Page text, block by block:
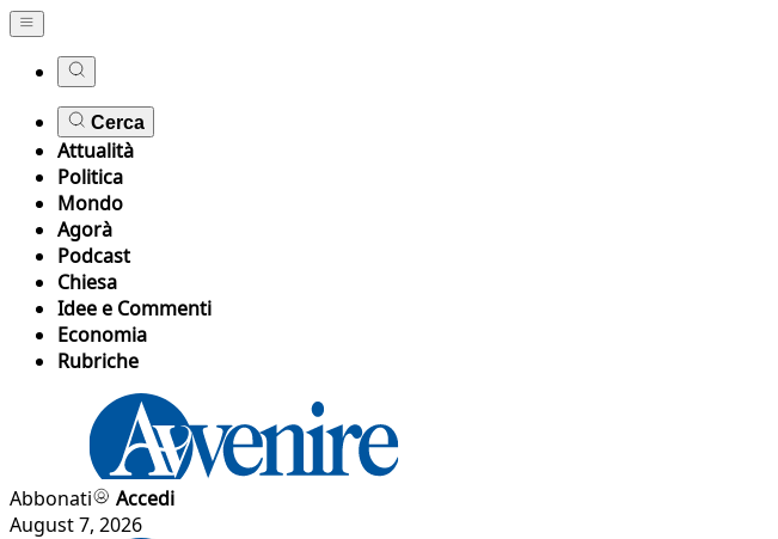
Cerca
Attualità
Politica
Mondo
Agorà
Podcast
Chiesa
Idee e Commenti
Economia
Rubriche
Abbonati
Accedi
August 7, 2026